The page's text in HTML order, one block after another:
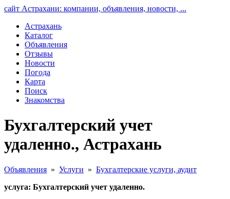
сайт Астрахани: компании, объявления, новости, ...
Астрахань
Каталог
Объявления
Отзывы
Новости
Погода
Карта
Поиск
Знакомства
Бухгалтерский учет
удаленно., Астрахань
Объявления » Услуги » Бухгалтерские услуги, аудит
услуга: Бухгалтерский учет удаленно.